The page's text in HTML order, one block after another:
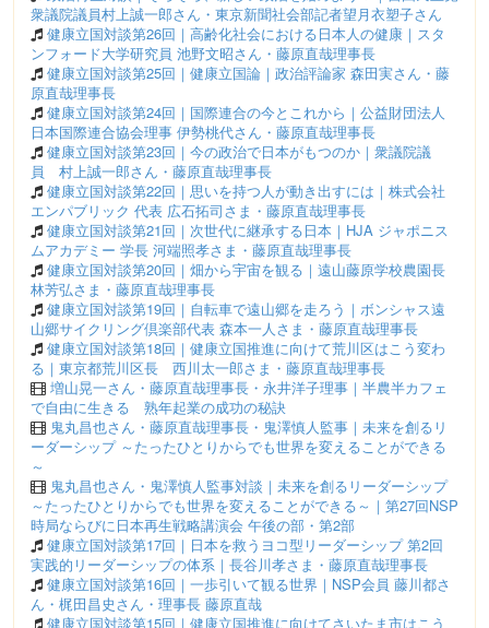
衆議院議員村上誠一郎さん・東京新聞社会部記者望月衣塑子さん
健康立国対談第26回｜高齢化社会における日本人の健康｜スタ
ンフォード大学研究員 池野文昭さん・藤原直哉理事長
健康立国対談第25回｜健康立国論｜政治評論家 森田実さん・藤
原直哉理事長
健康立国対談第24回｜国際連合の今とこれから｜公益財団法人
日本国際連合協会理事 伊勢桃代さん・藤原直哉理事長
健康立国対談第23回｜今の政治で日本がもつのか｜衆議院議
員 村上誠一郎さん・藤原直哉理事長
健康立国対談第22回｜思いを持つ人が動き出すには｜株式会社
エンパブリック 代表 広石拓司さま・藤原直哉理事長
健康立国対談第21回｜次世代に継承する日本｜HJA ジャポニス
ムアカデミー 学長 河端照孝さま・藤原直哉理事長
健康立国対談第20回｜畑から宇宙を観る｜遠山藤原学校農園長
林芳弘さま・藤原直哉理事長
健康立国対談第19回｜自転車で遠山郷を走ろう｜ボンシャス遠
山郷サイクリング倶楽部代表 森本一人さま・藤原直哉理事長
健康立国対談第18回｜健康立国推進に向けて荒川区はこう変わ
る｜東京都荒川区長 西川太一郎さま・藤原直哉理事長
増山晃一さん・藤原直哉理事長・永井洋子理事｜半農半カフェ
で自由に生きる 熟年起業の成功の秘訣
鬼丸昌也さん・藤原直哉理事長・鬼澤慎人監事｜未来を創るリ
ーダーシップ ～たったひとりからでも世界を変えることができる
～
鬼丸昌也さん・鬼澤慎人監事対談｜未来を創るリーダーシップ
～たったひとりからでも世界を変えることができる～｜第27回NSP
時局ならびに日本再生戦略講演会 午後の部・第2部
健康立国対談第17回｜日本を救うヨコ型リーダーシップ 第2回
実践的リーダーシップの体系｜長谷川孝さま・藤原直哉理事長
健康立国対談第16回｜一歩引いて観る世界｜NSP会員 藤川都さ
ん・梶田昌史さん・理事長 藤原直哉
健康立国対談第15回｜健康立国推進に向けてさいたま市はこう